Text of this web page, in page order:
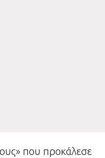
που προκάλεσε